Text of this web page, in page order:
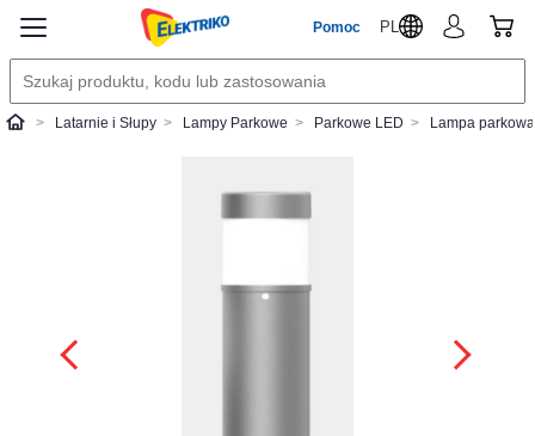
Pomoc PL
ElektrikoLatarnie i Słupy Lampy Parkowe Parkowe LED Lampa